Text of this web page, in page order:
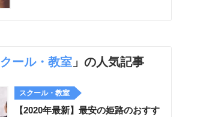
ール・教室 」の人気記事
スクール・教室
【2020年最新】最安の姫路のおすす